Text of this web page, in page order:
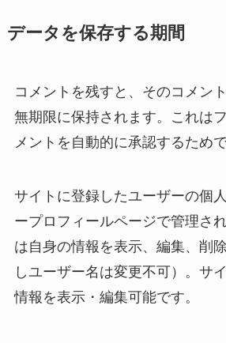
データを保存する期間
コメントを残すと、そのコメン
無期限に保持されます。これは
メントを自動的に承認するためで
サイトに登録したユーザーの個
ープロフィールページで管理さ
は自身の情報を表示、編集、削
しユーザー名は変更不可）。サ
情報を表示・編集可能です。